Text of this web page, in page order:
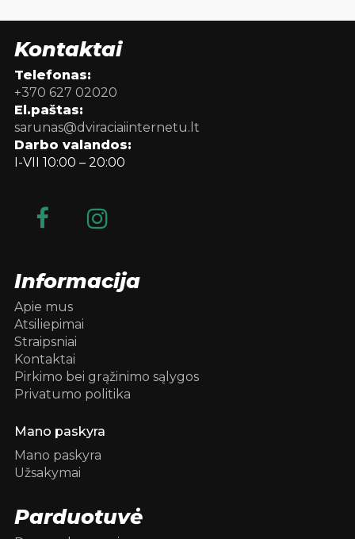
Kontaktai
Telefonas:
+370 627 02020
El.paštas:
sarunas@dviraciaiinternetu.lt
Darbo valandos:
I-VII 10:00 – 20:00
Informacija
Apie mus
Atsiliepimai
Straipsniai
Kontaktai
Pirkimo bei grąžinimo sąlygos
Privatumo politika
Mano paskyra
Mano paskyra
Užsakymai
Parduotuvė